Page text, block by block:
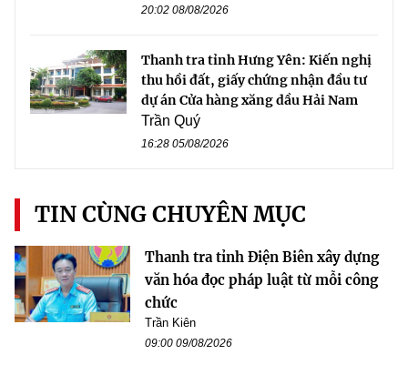
20:02 08/08/2026
Thanh tra tỉnh Hưng Yên: Kiến nghị
thu hồi đất, giấy chứng nhận đầu tư
dự án Cửa hàng xăng dầu Hải Nam
Trần Quý
16:28 05/08/2026
TIN CÙNG CHUYÊN MỤC
Thanh tra tỉnh Điện Biên xây dựng
văn hóa đọc pháp luật từ mỗi công
chức
Trần Kiên
09:00 09/08/2026